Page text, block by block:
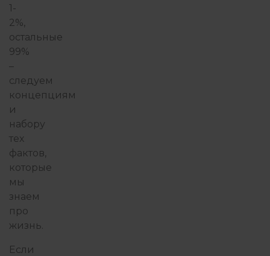
1-
2%,
остальные
99%
–
следуем
концепциям
и
набору
тех
фактов,
которые
мы
знаем
про
жизнь.
Если